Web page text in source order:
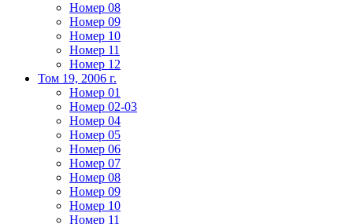
Номер 08
Номер 09
Номер 10
Номер 11
Номер 12
Том 19, 2006 г.
Номер 01
Номер 02-03
Номер 04
Номер 05
Номер 06
Номер 07
Номер 08
Номер 09
Номер 10
Номер 11